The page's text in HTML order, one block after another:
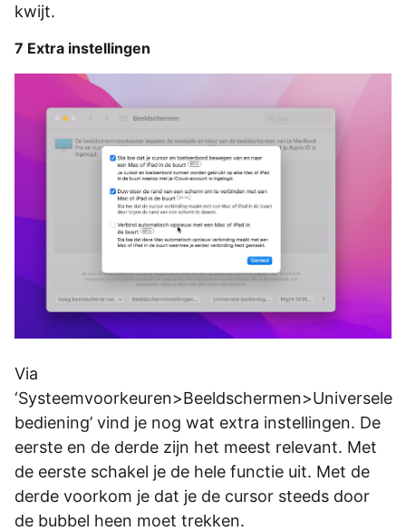
kwijt.
7 Extra instellingen
Via
‘Systeemvoorkeuren>Beeldschermen>Universele
bediening’ vind je nog wat extra instellingen. De
eerste en de derde zijn het meest relevant. Met
de eerste schakel je de hele functie uit. Met de
derde voorkom je dat je de cursor steeds door
de bubbel heen moet trekken.